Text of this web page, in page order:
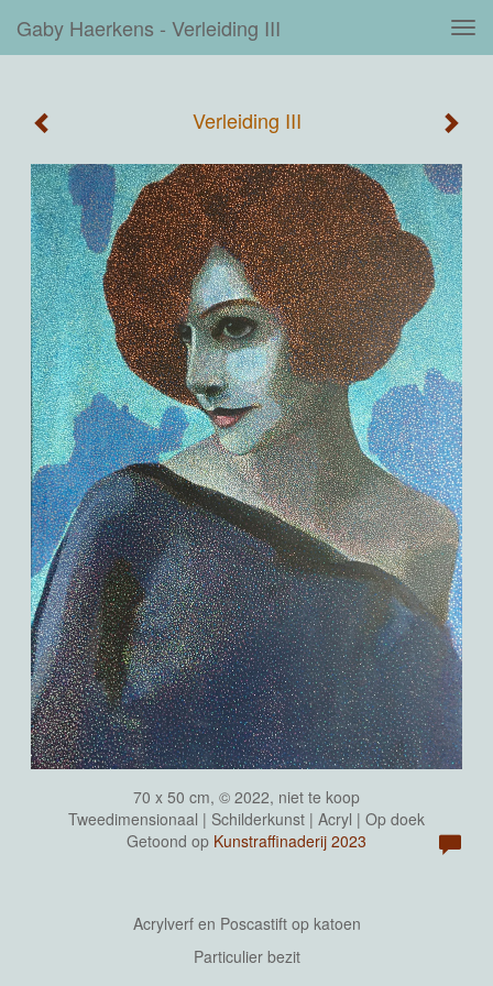
Gaby Haerkens - Verleiding III
Verleiding III
70 x 50 cm, © 2022, niet te koop
Tweedimensionaal | Schilderkunst | Acryl | Op doek
Getoond op Kunstraffinaderij 2023
Acrylverf en Poscastift op katoen
Particulier bezit